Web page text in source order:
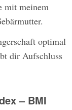
mit meinem
optimal
dir Aufschluss
– BMI